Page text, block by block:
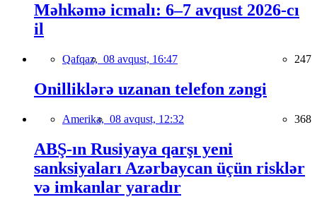
Məhkəmə icmalı: 6–7 avqust 2026-cı
il
Qafqaz, 08 avqust, 16:47 247
Onilliklərə uzanan telefon zəngi
Amerika, 08 avqust, 12:32 368
ABŞ-ın Rusiyaya qarşı yeni
sanksiyaları Azərbaycan üçün risklər
və imkanlar yaradır